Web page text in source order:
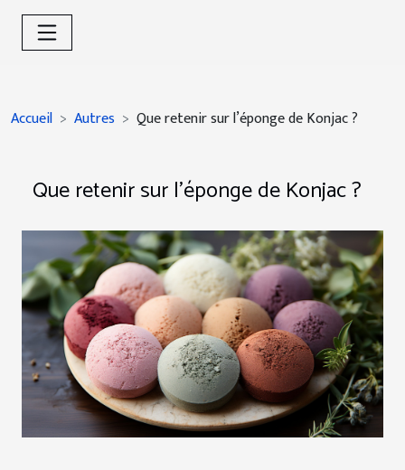
Accueil Autres Que retenir sur l’éponge de Konjac ?
Que retenir sur l’éponge de Konjac ?